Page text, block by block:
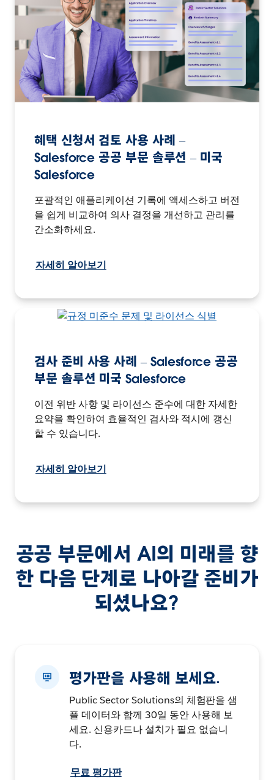
혜택 신청서 검토 사용 사례 –
Salesforce 공공 부문 솔루션 – 미국
Salesforce
포괄적인 애플리케이션 기록에 액세스하고 버전
을 쉽게 비교하여 의사 결정을 개선하고 관리를
간소화하세요.
자세히 알아보기
검사 준비 사용 사례 – Salesforce 공공
부문 솔루션 미국 Salesforce
이전 위반 사항 및 라이선스 준수에 대한 자세한
요약을 확인하여 효율적인 검사와 적시에 갱신
할 수 있습니다.
자세히 알아보기
공공 부문에서 AI의 미래를 향
한 다음 단계로 나아갈 준비가
되셨나요?
평가판을 사용해 보세요.
Public Sector Solutions의 체험판을 샘
플 데이터와 함께 30일 동안 사용해 보
세요. 신용카드나 설치가 필요 없습니
다.
무료 평가판